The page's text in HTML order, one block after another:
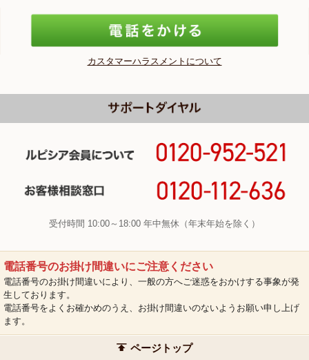
カスタマーハラスメントについて
受付時間 10:00～18:00 年中無休（年末年始を除く）
電話番号のお掛け間違いにご注意ください
電話番号のお掛け間違いにより、一般の方へご迷惑をおかけする事象が発
生しております。
電話番号をよくお確かめのうえ、お掛け間違いのないようお願い申し上げ
ます。
ページトップ